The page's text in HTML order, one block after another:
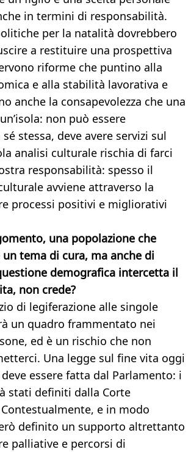
in termini di responsabilità.
per la natalità dovrebbero
a restituire una prospettiva
riforme che puntino alla
e alla stabilità lavorativa e
anche la consapevolezza che una
non può essere
stessa, deve avere servizi sul
analisi culturale rischia di farci
responsabilità: spesso il
avviene attraverso la
processi positivi e migliorativi
una popolazione che
tema di cura, ma anche di
demografica intercetta il
non crede?
di legiferazione alle singole
un quadro frammentato nei
ed è un rischio che non
Una legge sul fine vita oggi
essere fatta dal Parlamento: i
stati definiti dalla Corte
e in modo
definito un supporto altrettanto
palliative e percorsi di